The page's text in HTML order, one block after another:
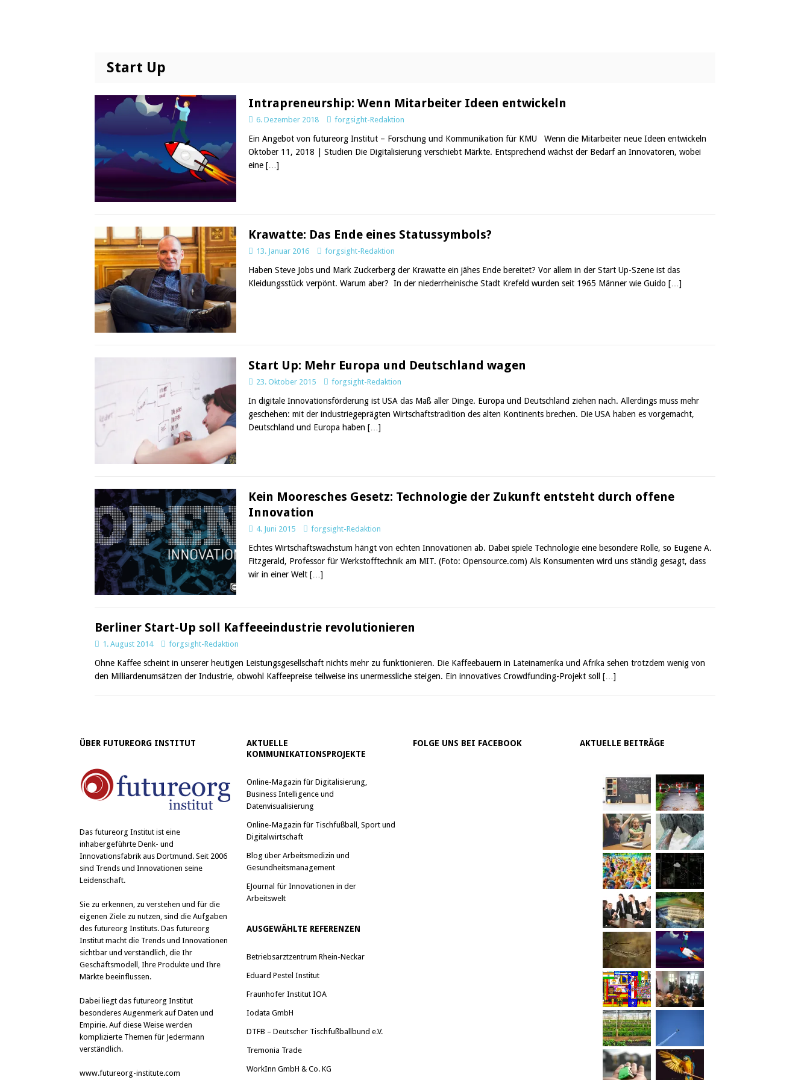
Start Up
Intrapreneurship: Wenn Mitarbeiter Ideen entwickeln
6. Dezember 2018 forgsight-Redaktion
Ein Angebot von futureorg Institut – Forschung und Kommunikation für KMU Wenn die Mitarbeiter neue Ideen entwickeln
Oktober 11, 2018 | Studien Die Digitalisierung verschiebt Märkte. Entsprechend wächst der Bedarf an Innovatoren, wobei
eine […]
Krawatte: Das Ende eines Statussymbols?
13. Januar 2016 forgsight-Redaktion
Haben Steve Jobs und Mark Zuckerberg der Krawatte ein jähes Ende bereitet? Vor allem in der Start Up-Szene ist das
Kleidungsstück verpönt. Warum aber? In der niederrheinische Stadt Krefeld wurden seit 1965 Männer wie Guido […]
Start Up: Mehr Europa und Deutschland wagen
23. Oktober 2015 forgsight-Redaktion
In digitale Innovationsförderung ist USA das Maß aller Dinge. Europa und Deutschland ziehen nach. Allerdings muss mehr
geschehen: mit der industriegeprägten Wirtschaftstradition des alten Kontinents brechen. Die USA haben es vorgemacht,
Deutschland und Europa haben […]
Kein Mooresches Gesetz: Technologie der Zukunft entsteht durch offene
Innovation
4. Juni 2015 forgsight-Redaktion
Echtes Wirtschaftswachstum hängt von echten Innovationen ab. Dabei spiele Technologie eine besondere Rolle, so Eugene A.
Fitzgerald, Professor für Werkstofftechnik am MIT. (Foto: Opensource.com) Als Konsumenten wird uns ständig gesagt, dass
wir in einer Welt […]
Berliner Start-Up soll Kaffeeeindustrie revolutionieren
1. August 2014 forgsight-Redaktion
Ohne Kaffee scheint in unserer heutigen Leistungsgesellschaft nichts mehr zu funktionieren. Die Kaffeebauern in Lateinamerika und Afrika sehen trotzdem wenig von
den Milliardenumsätzen der Industrie, obwohl Kaffeepreise teilweise ins unermessliche steigen. Ein innovatives Crowdfunding-Projekt soll […]
ÜBER FUTUREORG INSTITUT
Das futureorg Institut ist eine
inhabergeführte Denk- und
Innovationsfabrik aus Dortmund. Seit 2006
sind Trends und Innovationen seine
Leidenschaft.
Sie zu erkennen, zu verstehen und für die
eigenen Ziele zu nutzen, sind die Aufgaben
des futureorg Instituts. Das futureorg
Institut macht die Trends und Innovationen
sichtbar und verständlich, die Ihr
Geschäftsmodell, Ihre Produkte und Ihre
Märkte beeinflussen.
Dabei liegt das futureorg Institut
besonderes Augenmerk auf Daten und
Empirie. Auf diese Weise werden
komplizierte Themen für Jedermann
verständlich.
www.futureorg-institute.com
AKTUELLE
KOMMUNIKATIONSPROJEKTE
Online-Magazin für Digitalisierung,
Business Intelligence und
Datenvisualisierung
Online-Magazin für Tischfußball, Sport und
Digitalwirtschaft
Blog über Arbeitsmedizin und
Gesundheitsmanagement
EJournal für Innovationen in der
Arbeitswelt
AUSGEWÄHLTE REFERENZEN
Betriebsarztzentrum Rhein-Neckar
Eduard Pestel Institut
Fraunhofer Institut IOA
Iodata GmbH
DTFB – Deutscher Tischfußballbund e.V.
Tremonia Trade
WorkInn GmbH & Co. KG
FOLGE UNS BEI FACEBOOK AKTUELLE BEITRÄGE